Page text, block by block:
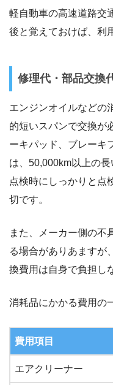
軽自動車の高速道路交
後と覚えておけば、利
修理代・部品交換
エンジンオイルなどの
的短いスパンで交換が
ーキパッド、ブレーキ
は、50,000km以上の
点検時にしっかりと点
切です。
また、メーカー側の不
る場合がありあますが
換費用は自身で負担し
消耗品にかかる費用の
費用項目
エアクリーナー